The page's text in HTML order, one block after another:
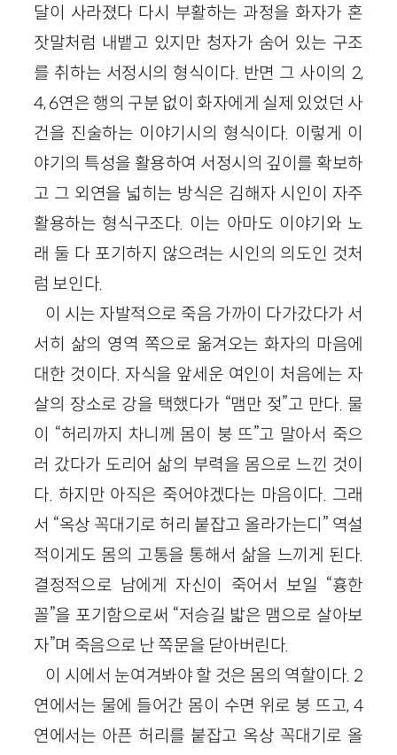
달이 사라졌다 다시 부활하는 과정을 화자가 혼
잣말처럼 내뱉고 있지만 청자가 숨어 있는 구조
를 취하는 서정시의 형식이다. 반면 그 사이의 2,
4, 6연은 행의 구분 없이 화자에게 실제 있었던 사
건을 진술하는 이야기시의 형식이다. 이렇게 이
야기의 특성을 활용하여 서정시의 깊이를 확보하
고 그 외연을 넓히는 방식은 김해자 시인이 자주
활용하는 형식구조다. 이는 아마도 이야기와 노
래 둘 다 포기하지 않으려는 시인의 의도인 것처
럼 보인다.
이 시는 자발적으로 죽음 가까이 다가갔다가 서
서히 삶의 영역 쪽으로 옮겨오는 화자의 마음에
대한 것이다. 자식을 앞세운 여인이 처음에는 자
살의 장소로 강을 택했다가 “맴만 젖”고 만다. 물
이 “허리까지 차니께 몸이 붕 뜨”고 말아서 죽으
러 갔다가 도리어 삶의 부력을 몸으로 느낀 것이
다. 하지만 아직은 죽어야겠다는 마음이다. 그래
서 “옥상 꼭대기로 허리 붙잡고 올라가는디” 역설
적이게도 몸의 고통을 통해서 삶을 느끼게 된다.
결정적으로 남에게 자신이 죽어서 보일 “흉한
꼴”을 포기함으로써 “저승길 밟은 맴으로 살아보
자”며 죽음으로 난 쪽문을 닫아버린다.
이 시에서 눈여겨봐야 할 것은 몸의 역할이다. 2
연에서는 물에 들어간 몸이 수면 위로 붕 뜨고, 4
연에서는 아픈 허리를 붙잡고 옥상 꼭대기로 올